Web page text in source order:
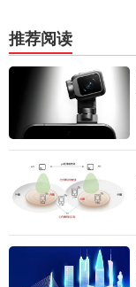
推荐阅读